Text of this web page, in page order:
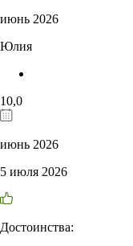
июнь 2026
Юлия
10,0
июнь 2026
5 июля 2026
Достоинства: